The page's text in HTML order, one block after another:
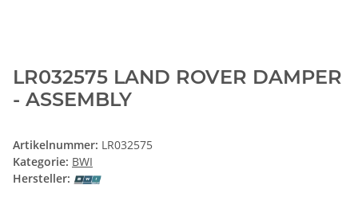
LR032575 LAND ROVER DAMPER
- ASSEMBLY
Artikelnummer: LR032575
Kategorie: BWI
Hersteller: